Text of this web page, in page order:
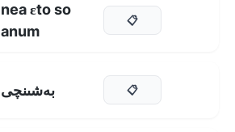
nea ɛto so
anum
📋
بەشىنچى 📋